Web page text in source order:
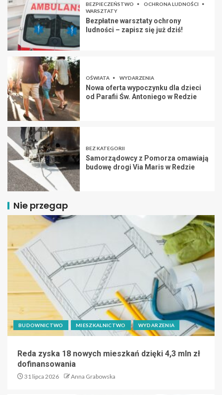
BEZPIECZEŃSTWO
OCHRONA LUDNOŚCI
WARSZTATY
Bezpłatne warsztaty ochrony
ludności – zapisz się już dziś!
OŚWIATA WYDARZENIA
Nowa oferta wypoczynku dla dzieci
od Parafii Św. Antoniego w Redzie
BEZ KATEGORII
Samorządowcy z Pomorza omawiają
budowę drogi Via Maris w Redzie
Nie przegap
BUDOWNICTWO MIESZKALNICTWO WYDARZENIA
Reda zyska 18 nowych mieszkań dzięki 4,3 mln zł
dofinansowania
31 lipca 2026 Anna Grabowska